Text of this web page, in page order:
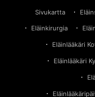
Sivukartta
Eläinkirurgia
Eläinlääkäri
Eläinlääkäri